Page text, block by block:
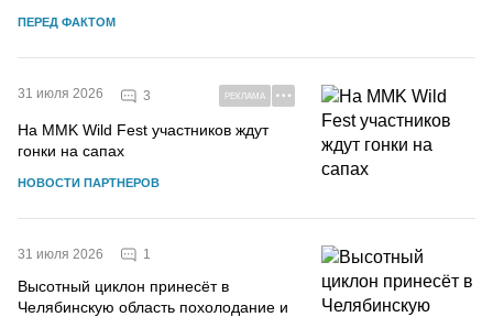
ПЕРЕД ФАКТОМ
31 июля 2026 3 РЕКЛАМА
На MMK Wild Fest участников ждут
гонки на сапах
НОВОСТИ ПАРТНЕРОВ
31 июля 2026 1
Высотный циклон принесёт в
Челябинскую область похолодание и